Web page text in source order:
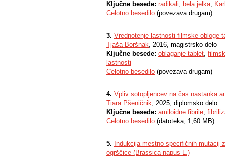
Ključne besede: radikali, bela jelka,
Celotno besedilo (povezava drugam)
3. Vrednotenje lastnosti filmske obloge
Tjaša Boršnak, 2016, magistrsko delo
Ključne besede: oblaganje tablet,
lastnosti
Celotno besedilo (povezava drugam)
4. Vpliv sotopljencev na čas nastanka
Tiara Pšeničnik, 2025, diplomsko delo
Ključne besede: amiloidne fibrile,
Celotno besedilo (datoteka, 1,60 MB)
5. Indukcija mestno specifičnih mutacij
ogrščice (Brassica napus L.)